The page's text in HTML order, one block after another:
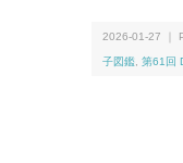
2026-01-27 ｜
子図鑑 第61回